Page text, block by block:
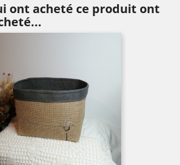
ont acheté ce produit ont